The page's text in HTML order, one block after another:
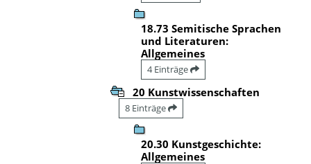
18.73 Semitische Sprachen
und Literaturen:
Allgemeines
4 Einträge
20 Kunstwissenschaften
8 Einträge
20.30 Kunstgeschichte:
Allgemeines